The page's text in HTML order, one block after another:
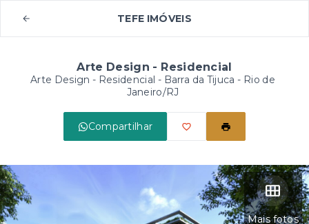
TEFE IMÓVEIS
Arte Design - Residencial
Arte Design - Residencial - Barra da Tijuca - Rio de
Janeiro/RJ
Compartilhar
Mais fotos